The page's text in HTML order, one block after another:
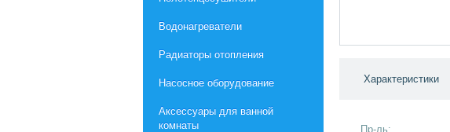
Водонагреватели
Радиаторы отопления
Насосное оборудование
Aксессуары для ванной
комнаты
Характеристики
Пр-ль: